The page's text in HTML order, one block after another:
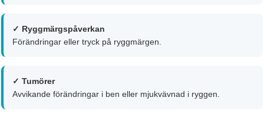
✓ Ryggmärgspåverkan
Förändringar eller tryck på ryggmärgen.
✓ Tumörer
Avvikande förändringar i ben eller mjukvävnad i ryggen.